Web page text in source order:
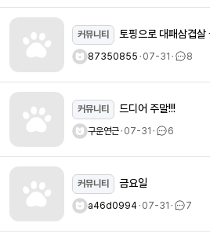
커뮤니티 토핑으로 대패삼겹살
87350855ㆍ07-31ㆍ 8
커뮤니티 드디어 주말!!!
구운연근ㆍ07-31ㆍ 6
커뮤니티 금요일
a46d0994ㆍ07-31ㆍ 7